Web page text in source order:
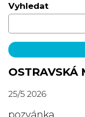
Vyhledat
OSTRAVSKÁ
25/5 2026